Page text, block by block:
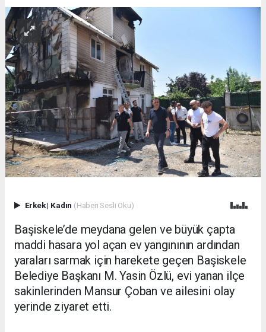
Erkek| Kadın (Haberi Sesli Oku)
Başiskele’de meydana gelen ve büyük çapta
maddi hasara yol açan ev yangınının ardından
yaraları sarmak için harekete geçen Başiskele
Belediye Başkanı M. Yasin Özlü, evi yanan ilçe
sakinlerinden Mansur Çoban ve ailesini olay
yerinde ziyaret etti.